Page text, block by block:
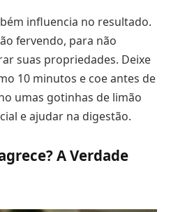
influencia no resultado.
fervendo, para não
suas propriedades. Deixe
10 minutos e coe antes de
umas gotinhas de limão
e ajudar na digestão.
A Verdade